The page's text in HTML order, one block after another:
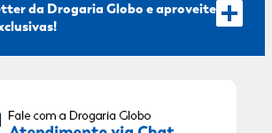
da Drogaria Globo e aproveite